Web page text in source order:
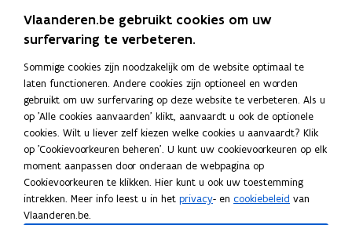
Demir
Documenten
V
R
2
0
2
5
VR 2025 2904 MED.0144-1 professionalisering in
het kader van de nieuwe minimumdoelen voor
het basisonderwijs - mededeling BIS
V
R
2
0
2
5
PDF • 207,8KB
Naar alle beslissingen van 29 april 2025
Vlaanderen.be gebruikt cookies om uw
surfervaring te verbeteren.
Sommige cookies zijn noodzakelijk om de website optimaal te
laten functioneren. Andere cookies zijn optioneel en worden
gebruikt om uw surfervaring op deze website te verbeteren. Als u
op 'Alle cookies aanvaarden' klikt, aanvaardt u ook de optionele
cookies. Wilt u liever zelf kiezen welke cookies u aanvaardt? Klik
op 'Cookievoorkeuren beheren'. U kunt uw cookievoorkeuren op elk
moment aanpassen door onderaan de webpagina op
Cookievoorkeuren te klikken. Hier kunt u ook uw toestemming
intrekken. Meer info leest u in het privacy- en cookiebeleid van
Vlaanderen.be.